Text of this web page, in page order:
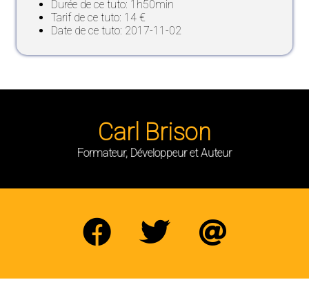
Durée de ce tuto: 1h50min
Tarif de ce tuto: 14 €
Date de ce tuto: 2017-11-02
Carl Brison
Formateur, Développeur et Auteur